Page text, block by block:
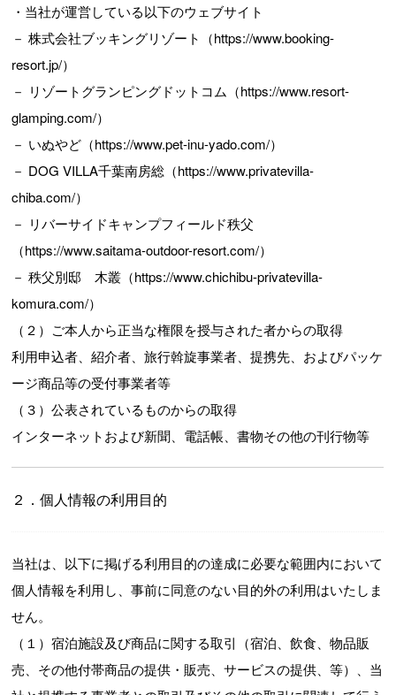
・当社が運営している以下のウェブサイト
－ 株式会社ブッキングリゾート（https://www.booking-
resort.jp/）
－ リゾートグランピングドットコム（https://www.resort-
glamping.com/）
－ いぬやど（https://www.pet-inu-yado.com/）
－ DOG VILLA千葉南房総（https://www.privatevilla-
chiba.com/）
－ リバーサイドキャンプフィールド秩父
（https://www.saitama-outdoor-resort.com/）
－ 秩父別邸 木叢（https://www.chichibu-privatevilla-
komura.com/）
（２）ご本人から正当な権限を授与された者からの取得
利用申込者、紹介者、旅行斡旋事業者、提携先、およびパッケ
ージ商品等の受付事業者等
（３）公表されているものからの取得
インターネットおよび新聞、電話帳、書物その他の刊行物等
２．個人情報の利用目的
当社は、以下に掲げる利用目的の達成に必要な範囲内において
個人情報を利用し、事前に同意のない目的外の利用はいたしま
せん。
（１）宿泊施設及び商品に関する取引（宿泊、飲食、物品販
売、その他付帯商品の提供・販売、サービスの提供、等）、当